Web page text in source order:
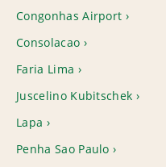
Congonhas Airport
Consolacao
Faria Lima
Juscelino Kubitschek
Lapa
Penha Sao Paulo